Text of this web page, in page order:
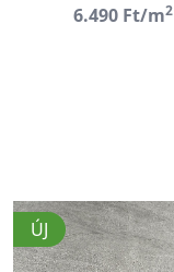
6.490 Ft/m2
ÚJ